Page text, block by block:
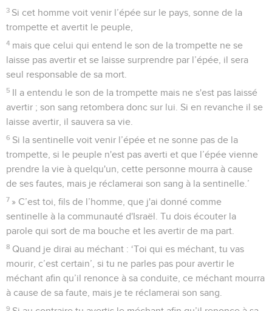
3 Si cet homme voit venir l’épée sur le pays, sonne de la
trompette et avertit le peuple,
4 mais que celui qui entend le son de la trompette ne se
laisse pas avertir et se laisse surprendre par l’épée, il sera
seul responsable de sa mort.
5 Il a entendu le son de la trompette mais ne s'est pas laissé
avertir ; son sang retombera donc sur lui. Si en revanche il se
laisse avertir, il sauvera sa vie.
6 Si la sentinelle voit venir l’épée et ne sonne pas de la
trompette, si le peuple n'est pas averti et que l’épée vienne
prendre la vie à quelqu'un, cette personne mourra à cause
de ses fautes, mais je réclamerai son sang à la sentinelle.’
7 » C’est toi, fils de l’homme, que j'ai donné comme
sentinelle à la communauté d'Israël. Tu dois écouter la
parole qui sort de ma bouche et les avertir de ma part.
8 Quand je dirai au méchant : ‘Toi qui es méchant, tu vas
mourir, c’est certain’, si tu ne parles pas pour avertir le
méchant afin qu’il renonce à sa conduite, ce méchant mourra
à cause de sa faute, mais je te réclamerai son sang.
9